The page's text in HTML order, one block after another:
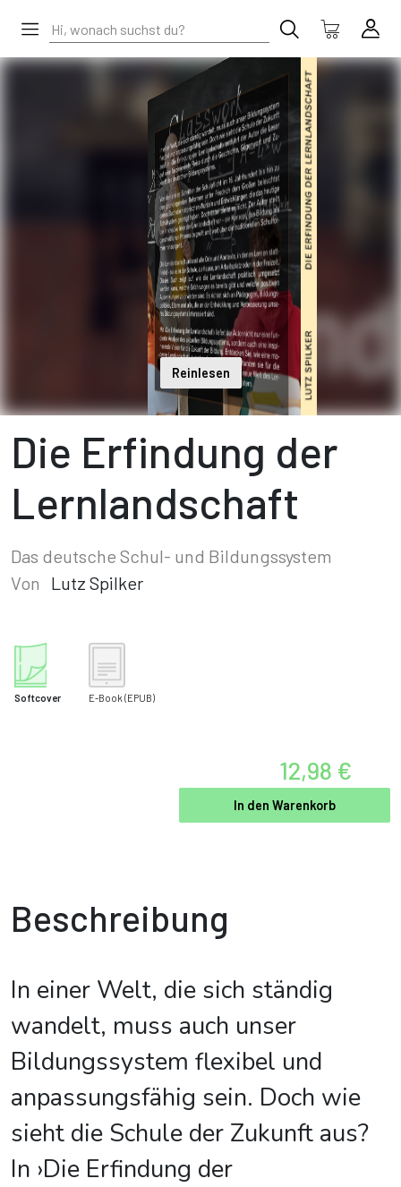
Reinlesen
Die Erfindung der
Lernlandschaft
Das deutsche Schul- und Bildungssystem
Von
Lutz Spilker
Softcover E-Book (EPUB)
12,98 €
In den Warenkorb
Beschreibung
In einer Welt, die sich ständig
wandelt, muss auch unser
Bildungssystem flexibel und
anpassungsfähig sein. Doch wie
sieht die Schule der Zukunft aus?
In ›Die Erfindung der